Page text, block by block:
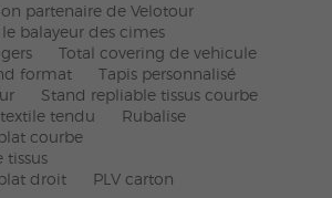
partenaire de Velotour
balayeur des cimes
Total covering de vehicule
format
Tapis personnalisé
Stand repliable tissus courbe
tendu
Rubalise
courbe
tissus
droit
PLV carton